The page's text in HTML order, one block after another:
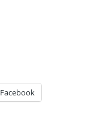
Facebook